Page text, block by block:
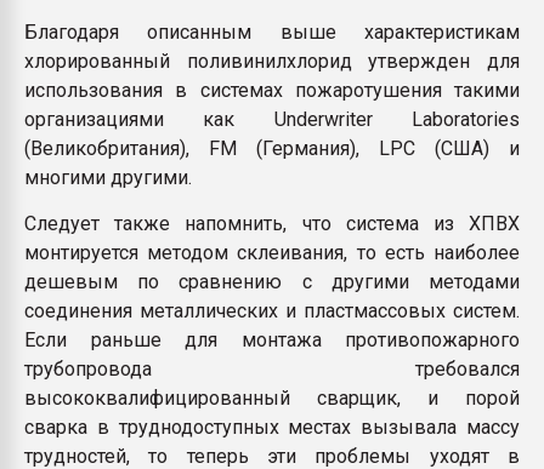
Благодаря описанным выше характеристикам
хлорированный поливинилхлорид утвержден для
использования в системах пожаротушения такими
организациями как Underwriter Laboratories
(Великобритания), FM (Германия), LPC (США) и
многими другими.
Следует также напомнить, что система из ХПВХ
монтируется методом склеивания, то есть наиболее
дешевым по сравнению с другими методами
соединения металлических и пластмассовых систем.
Если раньше для монтажа противопожарного
трубопровода требовался
высококвалифицированный сварщик, и порой
сварка в труднодоступных местах вызывала массу
трудностей, то теперь эти проблемы уходят в